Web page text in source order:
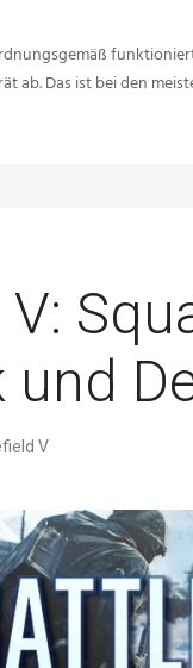
und
V
ab. Das ist bei den